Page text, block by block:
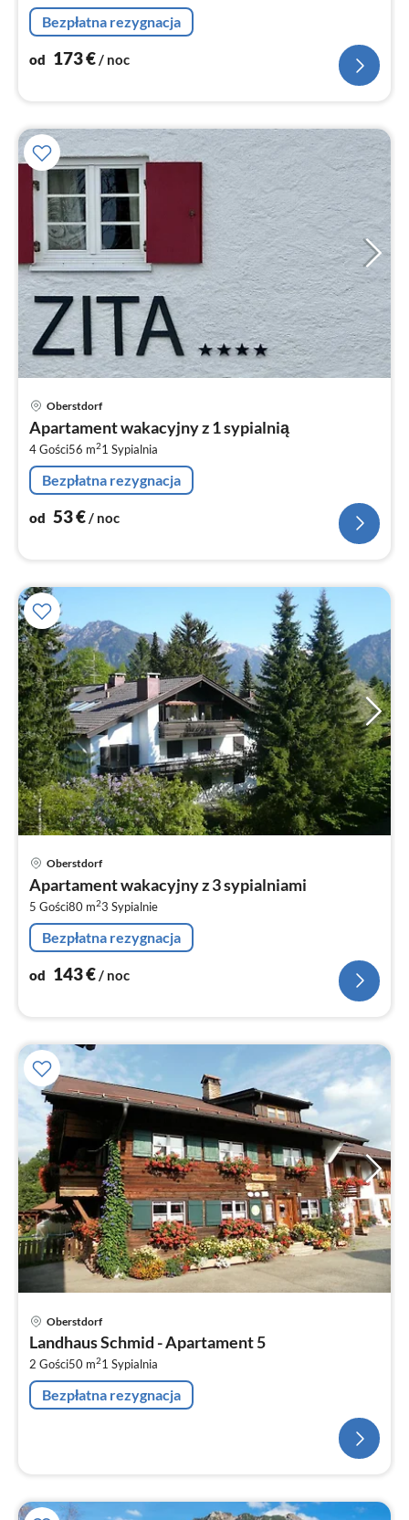
Bezpłatna rezygnacja
od 173€/ noc
Oberstdorf
Apartament wakacyjny z 1 sypialnią
4 Gości56 m21 Sypialnia
Bezpłatna rezygnacja
od 53€/ noc
Oberstdorf
Apartament wakacyjny z 3 sypialniami
5 Gości80 m23 Sypialnie
Bezpłatna rezygnacja
od 143€/ noc
Oberstdorf
Landhaus Schmid - Apartament 5
2 Gości50 m21 Sypialnia
Bezpłatna rezygnacja